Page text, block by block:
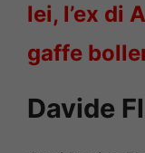
lei, l’ex di
gaffe
Davide